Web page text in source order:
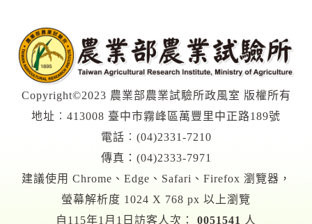
Copyright©2023 農業部農業試驗所政風室 版權所有
地址︰413008 臺中市霧峰區萬豐里中正路189號
電話︰(04)2331-7210
傳真：(04)2333-7971
建議使用 Chrome、Edge、Safari、Firefox 瀏覽器，
螢幕解析度 1024 X 768 px 以上瀏覽
自115年1月1日訪客人次：
0051541 人